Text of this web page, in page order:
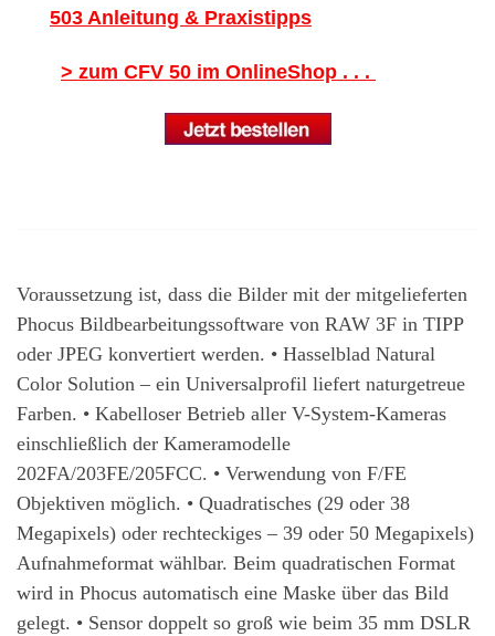
503 Anleitung & Praxistipps
> zum CFV 50 im OnlineShop . . .
Voraussetzung ist, dass die Bilder mit der mitgelieferten
Phocus Bildbearbeitungssoftware von RAW 3F in TIPP
oder JPEG konvertiert werden. • Hasselblad Natural
Color Solution – ein Universalprofil liefert naturgetreue
Farben. • Kabelloser Betrieb aller V-System-Kameras
einschließlich der Kameramodelle
202FA/203FE/205FCC. • Verwendung von F/FE
Objektiven möglich. • Quadratisches (29 oder 38
Megapixels) oder rechteckiges – 39 oder 50 Megapixels)
Aufnahmeformat wählbar. Beim quadratischen Format
wird in Phocus automatisch eine Maske über das Bild
gelegt. • Sensor doppelt so groß wie beim 35 mm DSLR